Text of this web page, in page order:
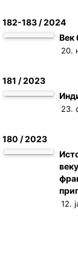
182-183 / 2024
Век
20.
181 / 2023
23.
180 / 2023
12.